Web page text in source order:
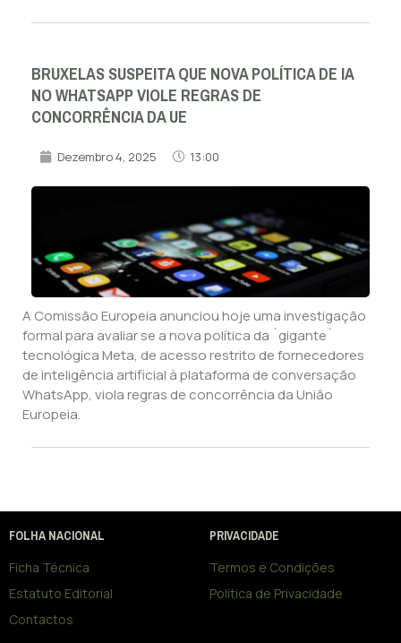
BRUXELAS SUSPEITA QUE NOVA POLÍTICA DE IA
NO WHATSAPP VIOLE REGRAS DE
CONCORRÊNCIA DA UE
Dezembro 4, 2025 13:00
A Comissão Europeia anunciou hoje uma investigação
formal para avaliar se a nova política da `gigante`
tecnológica Meta, de acesso restrito de fornecedores
de inteligência artificial à plataforma de conversação
WhatsApp, viola regras de concorrência da União
Europeia.
FOLHA NACIONAL
Ficha Técnica
Estatuto Editorial
Contactos
PRIVACIDADE
Termos e Condições
Política de Privacidade